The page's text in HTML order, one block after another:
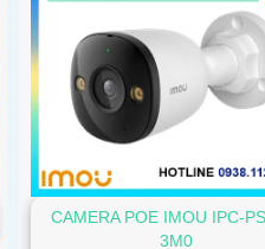
CAMERA POE IMOU IPC-
3M0